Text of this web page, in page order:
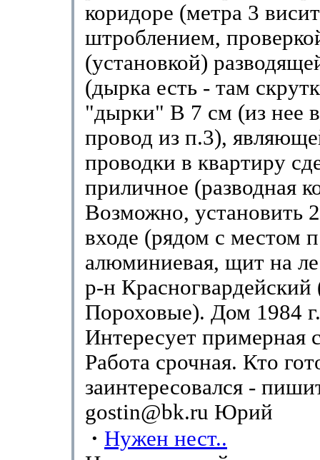
коридоре (метра 3
штроблением,
(установкой)
(дырка есть - там
"дырки" В 7 см (из нее
провод из п.3),
проводки в квартиру
приличное (разводная
Возможно, установить
входе (рядом с местом
алюминиевая, щит на
р-н Красногвардейский
Пороховые). Дом 1984
Интересует примерная
Работа срочная. Кто
заинтересовался -
gostin@bk.ru Юрий
· Нужен нест..